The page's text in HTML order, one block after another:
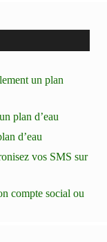
un plan
plan d’eau
d’eau
vos SMS sur
compte social ou